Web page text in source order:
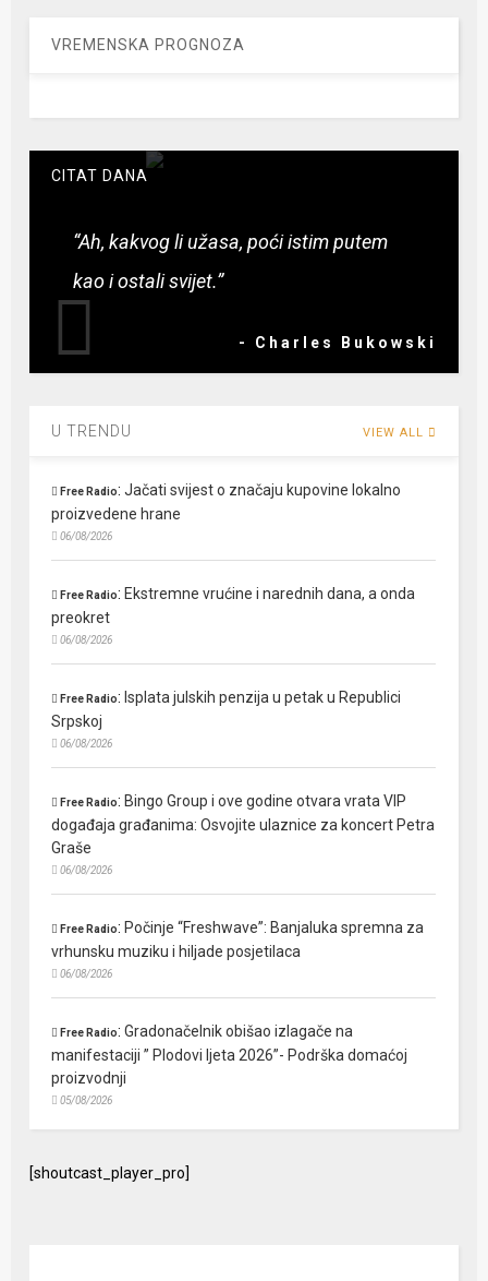
VREMENSKA PROGNOZA
CITAT DANA
“Ah, kakvog li užasa, poći istim putem
kao i ostali svijet.”
- Charles Bukowski
U TRENDU VIEW ALL
Free Radio:Jačati svijest o značaju kupovine lokalno
proizvedene hrane
06/08/2026
Free Radio: Ekstremne vrućine i narednih dana, a onda
preokret
06/08/2026
Free Radio: Isplata julskih penzija u petak u Republici
Srpskoj
06/08/2026
Free Radio: Bingo Group i ove godine otvara vrata VIP
događaja građanima: Osvojite ulaznice za koncert Petra
Graše
06/08/2026
Free Radio: Počinje “Freshwave”: Banjaluka spremna za
vrhunsku muziku i hiljade posjetilaca
06/08/2026
Free Radio:Gradonačelnik obišao izlagače na
manifestaciji ” Plodovi ljeta 2026”- Podrška domaćoj
proizvodnji
05/08/2026
[shoutcast_player_pro]